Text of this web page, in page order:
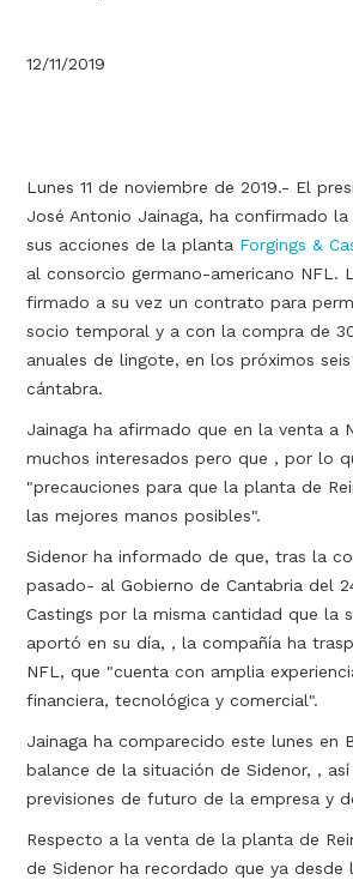
12/11/2019
Lunes 11 de noviembre de 2019.- El
José Antonio Jainaga, ha confirmado
sus acciones de la planta Forgings &
al consorcio germano-americano NFL.
firmado a su vez un contrato para
socio temporal y a con la compra de
anuales de lingote, en los próximos
cántabra.
Jainaga ha afirmado que en la venta a
muchos interesados pero que , por lo
"precauciones para que la planta de
las mejores manos posibles".
Sidenor ha informado de que, tras la
pasado- al Gobierno de Cantabria del
Castings por la misma cantidad que la
aportó en su día, , la compañía ha
NFL, que "cuenta con amplia
financiera, tecnológica y comercial".
Jainaga ha comparecido este lunes en
balance de la situación de Sidenor, ,
previsiones de futuro de la empresa y
Respecto a la venta de la planta de
de Sidenor ha recordado que ya